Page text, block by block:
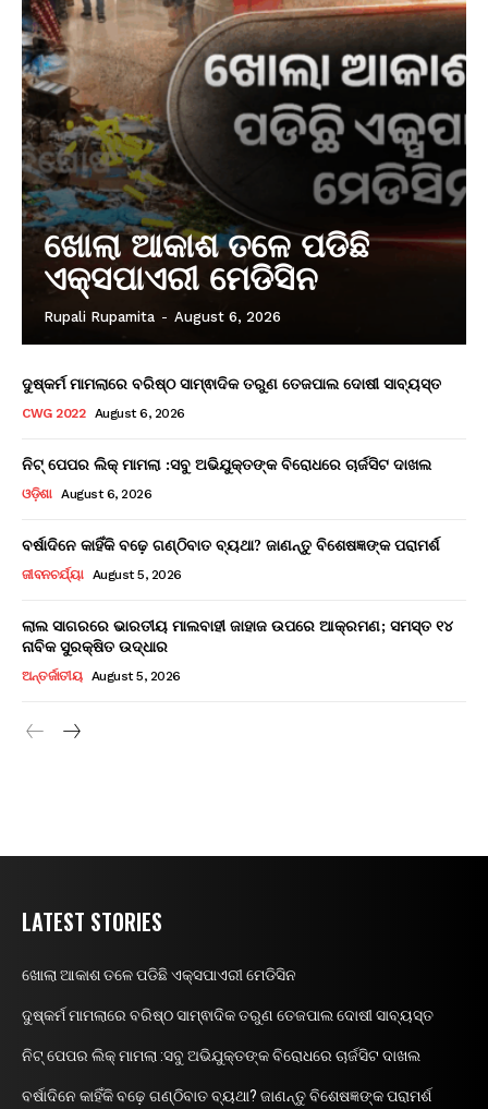
ଖୋଲା ଆକାଶ ତଳେ ପଡିଛି
ଏକ୍ସପାଏରୀ ମେଡିସିନ
Rupali Rupamita - August 6, 2026
ଦୁଷ୍କର୍ମ ମାମଲାରେ ବରିଷ୍ଠ ସାମ୍ଵାଦିକ ତରୁଣ ତେଜପାଲ ଦୋଷୀ ସାବ୍ୟସ୍ତ
CWG 2022 August 6, 2026
ନିଟ୍ ପେପର ଲିକ୍ ମାମଲା :ସବୁ ଅଭିଯୁକ୍ତଙ୍କ ବିରୋଧରେ ଚାର୍ଜସିଟ ଦାଖଲ
ଓଡ଼ିଶା August 6, 2026
ବର୍ଷାଦିନେ କାହିଁକି ବଢ଼େ ଗଣ୍ଠିବାତ ବ୍ୟଥା? ଜାଣନ୍ତୁ ବିଶେଷଜ୍ଞଙ୍କ ପରାମର୍ଶ
ଜୀବନଚର୍ଯ୍ୟା August 5, 2026
ଲାଲ ସାଗରରେ ଭାରତୀୟ ମାଲବାହୀ ଜାହାଜ ଉପରେ ଆକ୍ରମଣ; ସମସ୍ତ ୧୪
ନାବିକ ସୁରକ୍ଷିତ ଉଦ୍ଧାର
ଅନ୍ତର୍ଜାତୀୟ August 5, 2026
LATEST STORIES
ଖୋଲା ଆକାଶ ତଳେ ପଡିଛି ଏକ୍ସପାଏରୀ ମେଡିସିନ
ଦୁଷ୍କର୍ମ ମାମଲାରେ ବରିଷ୍ଠ ସାମ୍ଵାଦିକ ତରୁଣ ତେଜପାଲ ଦୋଷୀ ସାବ୍ୟସ୍ତ
ନିଟ୍ ପେପର ଲିକ୍ ମାମଲା :ସବୁ ଅଭିଯୁକ୍ତଙ୍କ ବିରୋଧରେ ଚାର୍ଜସିଟ ଦାଖଲ
ବର୍ଷାଦିନେ କାହିଁକି ବଢ଼େ ଗଣ୍ଠିବାତ ବ୍ୟଥା? ଜାଣନ୍ତୁ ବିଶେଷଜ୍ଞଙ୍କ ପରାମର୍ଶ